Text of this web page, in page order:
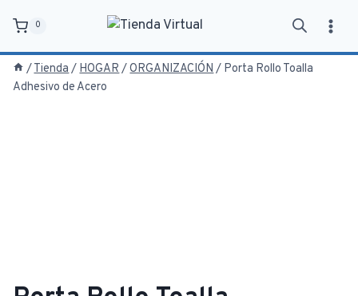
contenido
0
/Tienda / HOGAR /ORGANIZACIÓN / Porta Rollo Toalla
Adhesivo de Acero